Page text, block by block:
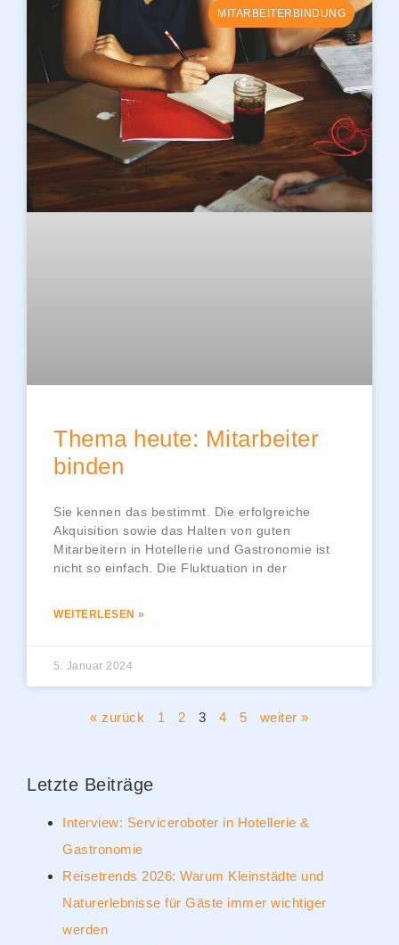
MITARBEITERBINDUNG
Thema heute: Mitarbeiter
binden
Sie kennen das bestimmt. Die erfolgreiche
Akquisition sowie das Halten von guten
Mitarbeitern in Hotellerie und Gastronomie ist
nicht so einfach. Die Fluktuation in der
WEITERLESEN »
5. Januar 2024
« zurück 1 2 3 4 5 weiter »
Letzte Beiträge
Interview: Serviceroboter in Hotellerie &
Gastronomie
Reisetrends 2026: Warum Kleinstädte und
Naturerlebnisse für Gäste immer wichtiger
werden